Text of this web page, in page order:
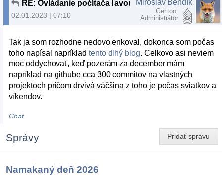
RE: Ovládanie počítača ľavou prednou
02.01.2023 | 07:10
Miroslav Bendík
Gentoo
Administrátor
Tak ja som rozhodne nedovolenkoval, dokonca som počas
toho napísal napríkladtento dlhý blog. Celkovo asi neviem
moc oddychovať, keď pozerám za december mám
napríklad na githube cca 300 commitov na vlastných
projektoch pričom drvivá väčšina z toho je počas sviatkov a
víkendov.
Chat
Pridať správu
Správy
Namakaný deň 2026